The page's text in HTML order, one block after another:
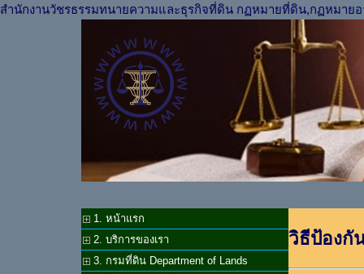
สำนักงานวัชรธรรมทนายความและธุรกิจที่ดิน กฏหมายที่ดิน,กฏหมาย
1. หน้าแรก
2. บริการของเรา
3. กรมที่ดิน Department of Lands
วิธีป้องกั